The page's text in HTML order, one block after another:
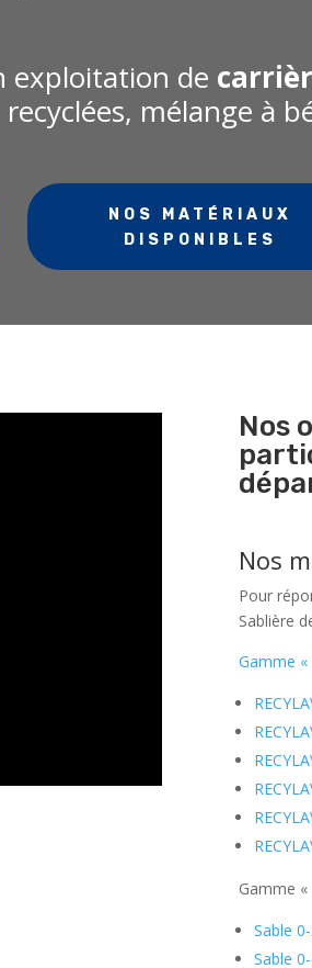
exploitation de
mélange à
NOS MATÉRIAUX
DISPONIBLES
Nos
Nos
Pour
Sablière
Gamme «
Gamme «
Sable
Sable